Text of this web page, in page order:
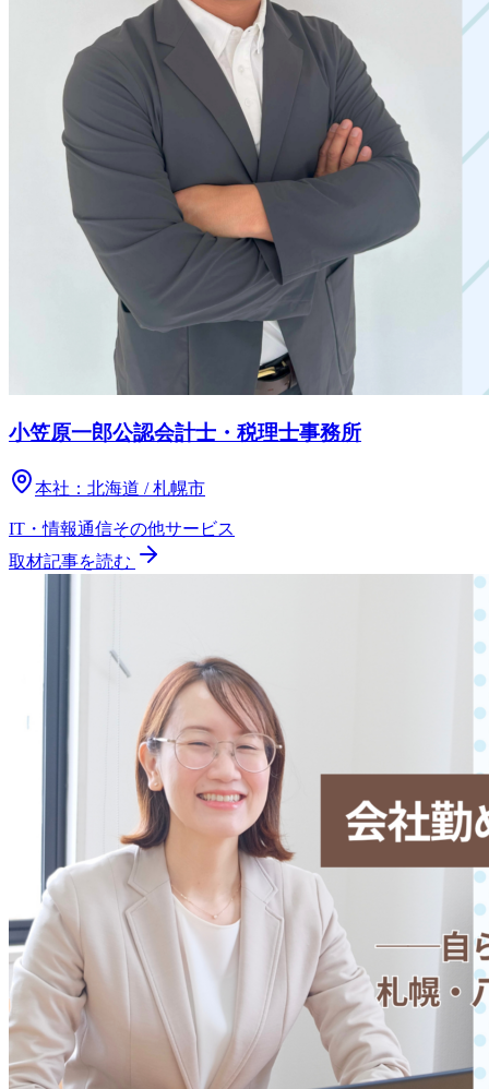
小笠原一郎公認会計士・税理士事務所
本社： 北海道 / 札幌市
IT・情報通信その他サービス
取材記事を読む